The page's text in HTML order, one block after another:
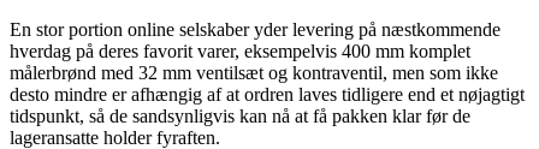
En stor portion online selskaber yder levering på næstkommende
hverdag på deres favorit varer, eksempelvis 400 mm komplet
målerbrønd med 32 mm ventilsæt og kontraventil, men som ikke
desto mindre er afhængig af at ordren laves tidligere end et nøjagtigt
tidspunkt, så de sandsynligvis kan nå at få pakken klar før de
lageransatte holder fyraften.